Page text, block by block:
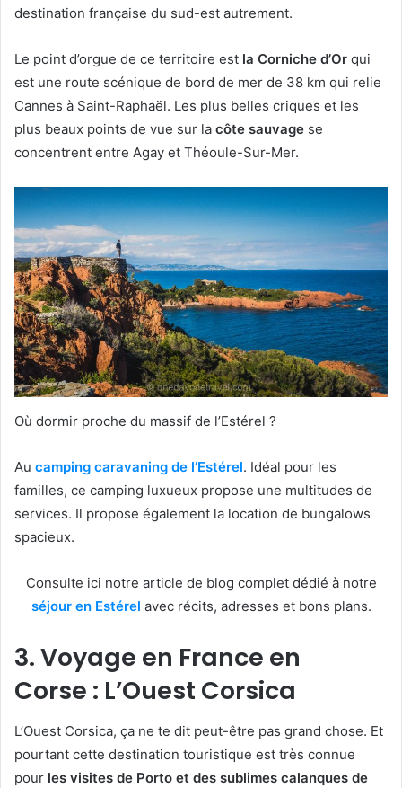
destination française du sud-est autrement.
Le point d’orgue de ce territoire est la Corniche d’Or qui
est une route scénique de bord de mer de 38 km qui relie
Cannes à Saint-Raphaël. Les plus belles criques et les
plus beaux points de vue sur la côte sauvage se
concentrent entre Agay et Théoule-Sur-Mer.
Où dormir proche du massif de l’Estérel ?
Au camping caravaning de l’Estérel. Idéal pour les
familles, ce camping luxueux propose une multitudes de
services. Il propose également la location de bungalows
spacieux.
Consulte ici notre article de blog complet dédié à notre
séjour en Estérel avec récits, adresses et bons plans.
3. Voyage en France en
Corse : L’Ouest Corsica
L’Ouest Corsica, ça ne te dit peut-être pas grand chose. Et
pourtant cette destination touristique est très connue
pour les visites de Porto et des sublimes calanques de